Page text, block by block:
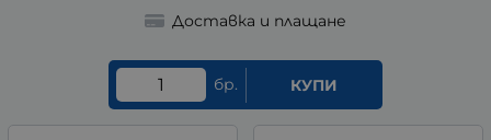
Доставка и плащане
бр. КУПИ